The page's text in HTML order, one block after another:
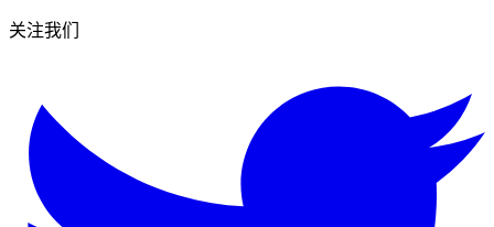
关注我们